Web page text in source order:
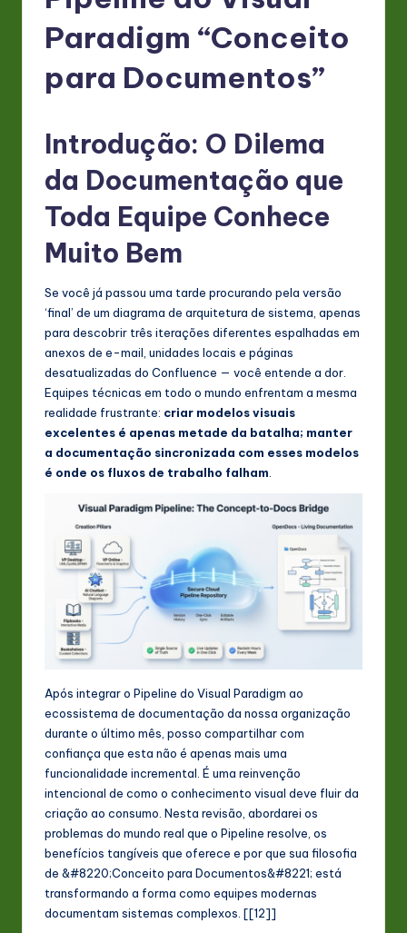
L
in
w
In
o
Paradigm “Conceito
para Documentos”
Introdução: O Dilema
da Documentação que
Toda Equipe Conhece
Muito Bem
Se você já passou uma tarde procurando pela versão
‘final’ de um diagrama de arquitetura de sistema, apenas
para descobrir três iterações diferentes espalhadas em
anexos de e-mail, unidades locais e páginas
desatualizadas do Confluence — você entende a dor.
Equipes técnicas em todo o mundo enfrentam a mesma
realidade frustrante: criar modelos visuais
excelentes é apenas metade da batalha; manter
a documentação sincronizada com esses modelos
é onde os fluxos de trabalho falham
Após integrar o Pipeline do Visual Paradigm ao
ecossistema de documentação da nossa organização
durante o último mês, posso compartilhar com
confiança que esta não é apenas mais uma
funcionalidade incremental. É uma reinvenção
intencional de como o conhecimento visual deve fluir da
criação ao consumo. Nesta revisão, abordarei os
problemas do mundo real que o Pipeline resolve, os
benefícios tangíveis que oferece e por que sua filosofia
de &#8220;Conceito para Documentos&#8221; está
transformando a forma como equipes modernas
documentam sistemas complexos. [[12]]